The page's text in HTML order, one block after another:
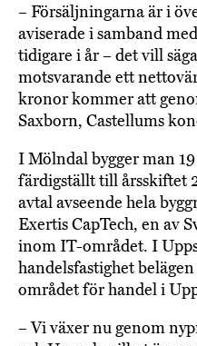
– Försäljningarna är i
aviserade i samband
tidigare i år – det vill
motsvarande ett
kronor kommer att
Saxborn, Castellums
I Mölndal bygger man
färdigställt till årsskiftet
avtal avseende hela
Exertis CapTech, en av
inom IT-området. I
handelsfastighet
området för handel i
– Vi växer nu genom